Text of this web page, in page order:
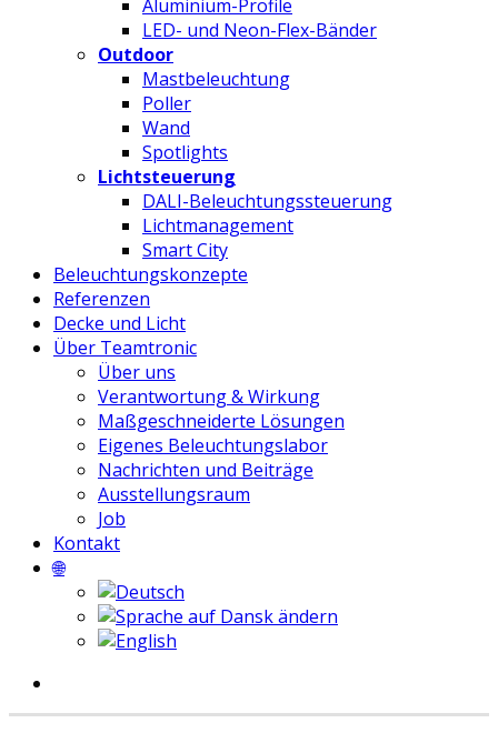
Aluminium-Profile
LED- und Neon-Flex-Bänder
Outdoor
Mastbeleuchtung
Poller
Wand
Spotlights
Lichtsteuerung
DALI-Beleuchtungssteuerung
Lichtmanagement
Smart City
Beleuchtungskonzepte
Referenzen
Decke und Licht
Über Teamtronic
Über uns
Verantwortung & Wirkung
Maßgeschneiderte Lösungen
Eigenes Beleuchtungslabor
Nachrichten und Beiträge
Ausstellungsraum
Job
Kontakt
🌐